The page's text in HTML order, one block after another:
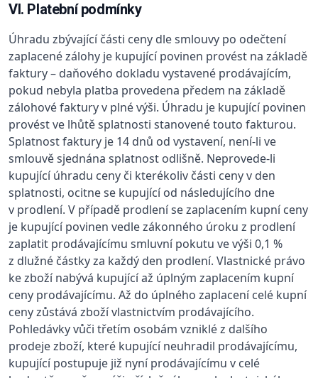
VI. Platební podmínky
Úhradu zbývající části ceny dle smlouvy po odečtení
zaplacené zálohy je kupující povinen provést na základě
faktury – daňového dokladu vystavené prodávajícím,
pokud nebyla platba provedena předem na základě
zálohové faktury v plné výši. Úhradu je kupující povinen
provést ve lhůtě splatnosti stanovené touto fakturou.
Splatnost faktury je 14 dnů od vystavení, není-li ve
smlouvě sjednána splatnost odlišně. Neprovede-li
kupující úhradu ceny či kterékoliv části ceny v den
splatnosti, ocitne se kupující od následujícího dne
v prodlení. V případě prodlení se zaplacením kupní ceny
je kupující povinen vedle zákonného úroku z prodlení
zaplatit prodávajícímu smluvní pokutu ve výši 0,1 %
z dlužné částky za každý den prodlení. Vlastnické právo
ke zboží nabývá kupující až úplným zaplacením kupní
ceny prodávajícímu. Až do úplného zaplacení celé kupní
ceny zůstává zboží vlastnictvím prodávajícího.
Pohledávky vůči třetím osobám vzniklé z dalšího
prodeje zboží, které kupující neuhradil prodávajícímu,
kupující postupuje již nyní prodávajícímu v celé